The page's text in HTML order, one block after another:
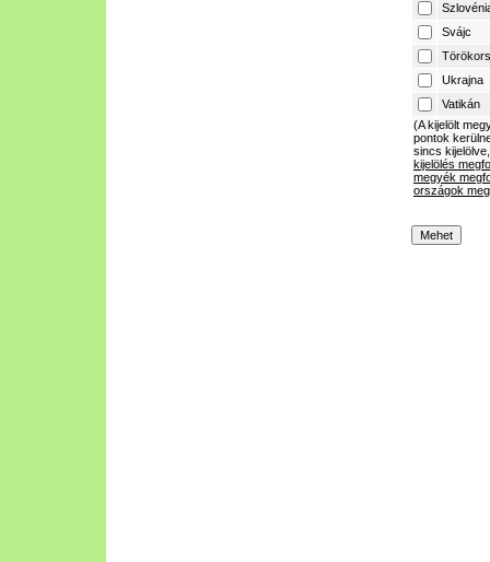
Svájc
Ukrajna
Vatikán
(A kijelölt
pontok
sincs
kijelölés
megyék
országok